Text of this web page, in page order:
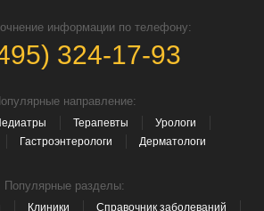
информации по телефону:
324-17-93
направление:
Терапевты
Урологи
Гастроэнтерологи Дерматологи
Популярные разделы:
Клиники Справочник заболеваний